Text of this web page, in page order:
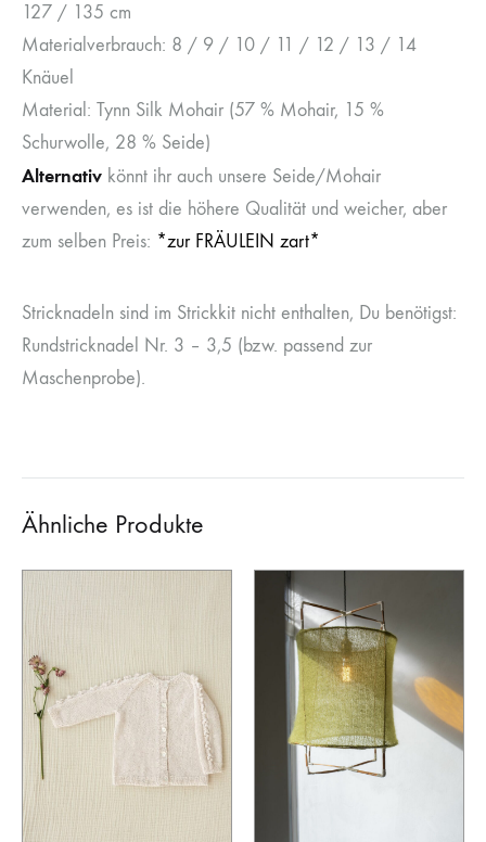
127 / 135 cm
Materialverbrauch: 8 / 9 / 10 / 11 / 12 / 13 / 14
Knäuel
Material: Tynn Silk Mohair (57 % Mohair, 15 %
Schurwolle, 28 % Seide)
Alternativ könnt ihr auch unsere Seide/Mohair
verwenden, es ist die höhere Qualität und weicher, aber
zum selben Preis: *zur FRÄULEIN zart*
Stricknadeln sind im Strickkit nicht enthalten, Du benötigst:
Rundstricknadel Nr. 3 – 3,5 (bzw. passend zur
Maschenprobe).
Ähnliche Produkte